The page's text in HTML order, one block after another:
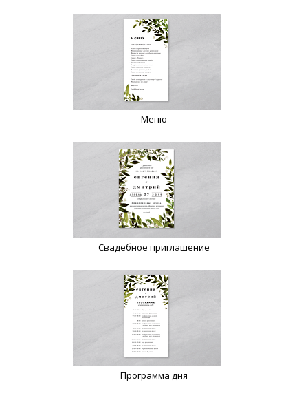
Меню
Свадебное приглашение
Программа дня